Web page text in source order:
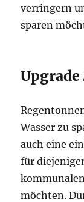
verringern
sparen
Upgrade
Wasser zu
auch eine
für
möchten.